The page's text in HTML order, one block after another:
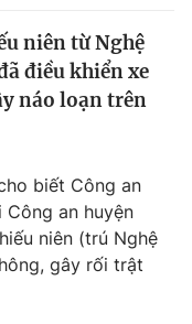
niên từ Nghệ
điều khiển xe
náo loạn trên
biết Công an
Công an huyện
niên (trú Nghệ
gây rối trật